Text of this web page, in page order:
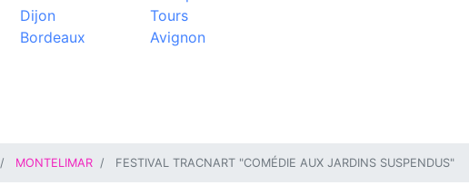
Dijon
Bordeaux
Tours
Avignon
MONTELIMAR FESTIVAL TRACNART "COMÉDIE AUX JARDINS SUSPENDUS"